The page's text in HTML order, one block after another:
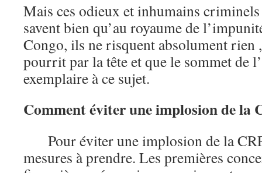
Mais ces odieux et inhumains
savent bien qu’au royaume de
Congo, ils ne risquent absolument rien
pourrit par la tête et que le sommet de
exemplaire à ce sujet.
Comment éviter une implosion de la
Pour éviter une implosion de la
mesures à prendre. Les premières